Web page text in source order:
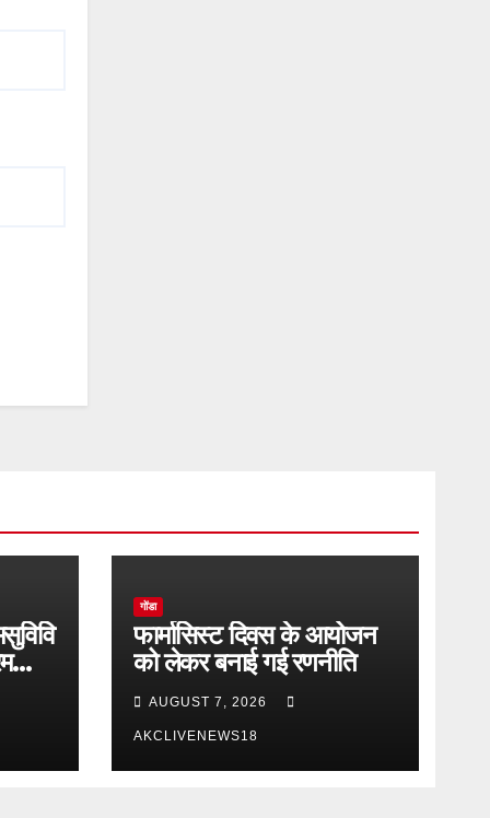
गोंडा
फार्मासिस्ट दिवस के आयोजन
को लेकर बनाई गई रणनीति
AUGUST 7, 2026
AKCLIVENEWS18